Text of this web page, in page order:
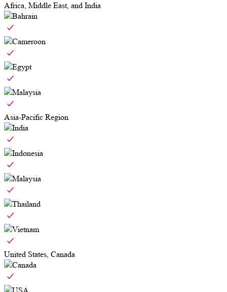
Africa, Middle East, and India
Bahrain
Cameroon
Egypt
Malaysia
Asia-Pacific Region
India
Indonesia
Malaysia
Thailand
Vietnam
United States, Canada
Canada